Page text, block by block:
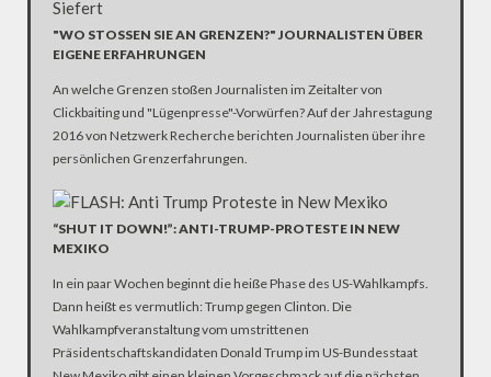
"WO STOSSEN SIE AN GRENZEN?" JOURNALISTEN ÜBER E
IGENE ERFAHRUNGEN
An welche Grenzen stoßen Journalisten im Zeitalter von
Clickbaiting und "Lügenpresse"-Vorwürfen? Auf der Jahrestagung
2016 von Netzwerk Recherche berichten Journalisten über ihre
persönlichen Grenzerfahrungen.
“SHUT IT DOWN!”: ANTI-TRUMP-PROTESTE IN NEW
MEXIKO
In ein paar Wochen beginnt die heiße Phase des US-Wahlkampfs.
Dann heißt es vermutlich: Trump gegen Clinton. Die
Wahlkampfveranstaltung vom umstrittenen
Präsidentschaftskandidaten Donald Trump im US-Bundesstaat